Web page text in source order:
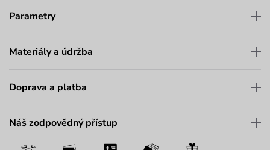
Parametry
Materiály a údržba
Doprava a platba
Náš zodpovědný přístup